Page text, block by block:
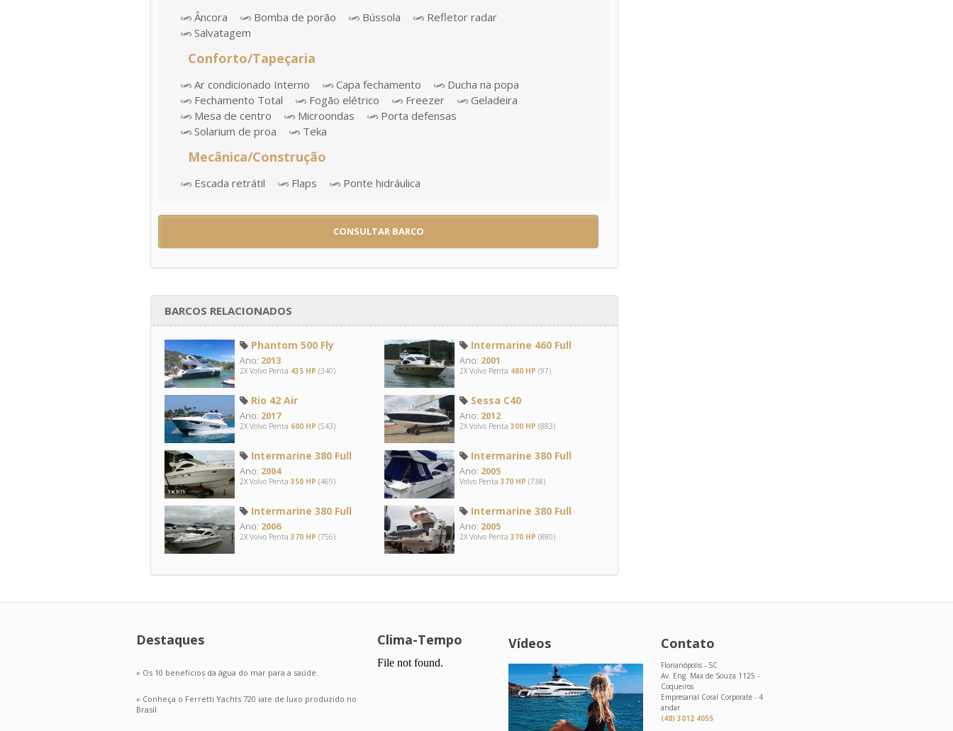
Âncora Bomba de porão Bússola
Refletor radar
Salvatagem
Conforto/Tapeçaria
Ar condicionado Interno Capa fechamento
Ducha na popa
Fechamento Total
Fogão elétrico Freezer
Geladeira
Mesa de centro
Microondas
Porta defensas
Solarium de proa
Teka
Mecânica/Construção
Escada retrátil Flaps Ponte hidráulica
CONSULTAR BARCO
BARCOS RELACIONADOS
Phantom 500 Fly
Ano: 2013
2X Volvo Penta 435 HP (340)
Intermarine 460 Full
Ano: 2001
2X Volvo Penta 480 HP (97)
Rio 42 Air
Ano: 2017
2X Volvo Penta 600 HP (543)
Sessa C40
Ano: 2012
2X Volvo Penta 300 HP (883)
Intermarine 380 Full
Ano: 2004
2X Volvo Penta 350 HP (469)
Intermarine 380 Full
Ano: 2005
Volvo Penta 370 HP (738)
Intermarine 380 Full
Ano: 2006
2X Volvo Penta 370 HP (756)
Intermarine 380 Full
Ano: 2005
2X Volvo Penta 370 HP (880)
Destaques
» Os 10 benefícios da água do mar para a saúde.
» Conheça o Ferretti Yachts 720 iate de luxo produzido no
Brasil
Clima-Tempo Vídeos Contato
Florianópolis - SC
Av. Eng. Max de Souza 1125 -
Coqueiros
Empresarial Coral Corporate - 4
andar
(48) 3012 4055